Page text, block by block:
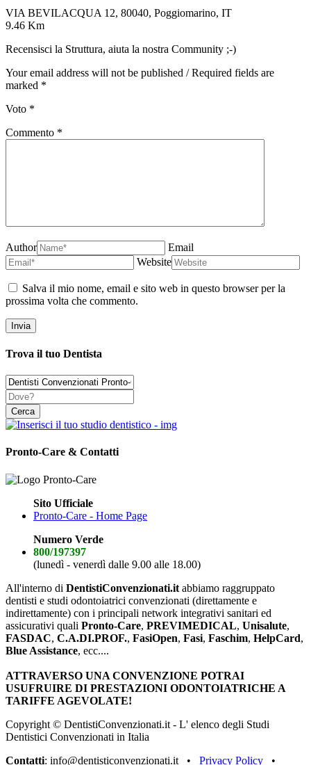
VIA BEVILACQUA 12, 80040, Poggiomarino, IT
9.46 Km
Recensisci la Struttura, aiuta la nostra Community ;-)
Your email address will not be published / Required fields are
marked *
Voto *
Commento *
Author
Email
Website
Salva il mio nome, email e sito web in questo browser per la
prossima volta che commento.
Trova il tuo Dentista
Pronto-Care & Contatti
Sito Ufficiale
Pronto-Care - Home Page
Numero Verde
800/197397
(lunedì - venerdì dalle 9.00 alle 18.00)
All'interno di DentistiConvenzionati.it abbiamo raggruppato
dentisti e studi odontoiatrici convenzionati (direttamente e
indirettamente) con i principali network integrativi sanitari ed
assicurativi quali Pronto-Care, PREVIMEDICAL, Unisalute,
FASDAC, C.A.DI.PROF., FasiOpen, Fasi, Faschim, HelpCard,
Blue Assistance, ecc....
ATTRAVERSO UNA CONVENZIONE POTRAI
USUFRUIRE DI PRESTAZIONI ODONTOIATRICHE A
TARIFFE AGEVOLATE!
Copyright © DentistiConvenzionati.it - L' elenco degli Studi
Dentistici Convenzionati in Italia
Contatti: info@dentisticonvenzionati.it • Privacy Policy •